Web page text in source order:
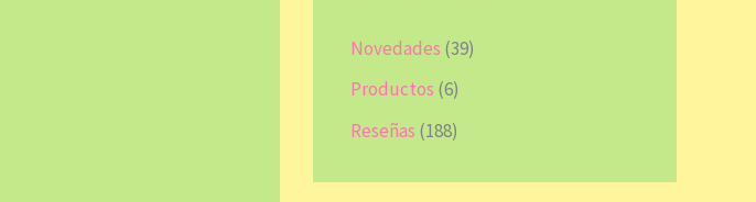
Novedades (39)
Productos (6)
Reseñas (188)